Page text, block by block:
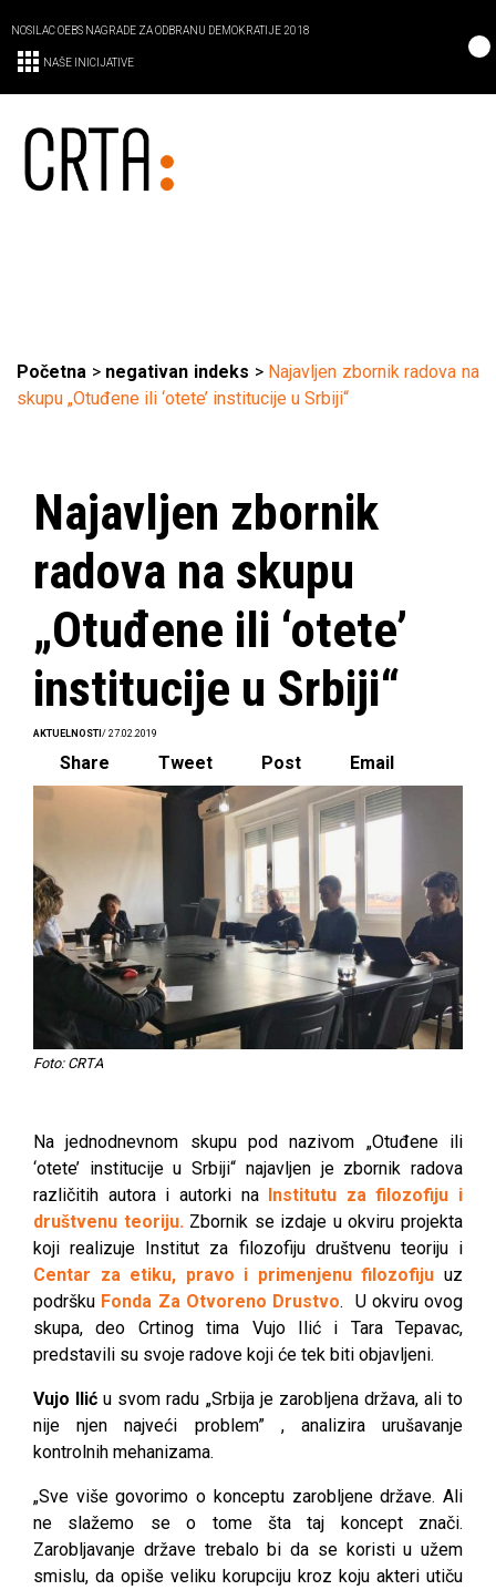
NOSILAC OEBS NAGRADE ZA ODBRANU DEMOKRATIJE 2018
NAŠE INICIJATIVE
Početna > negativan indeks > Najavljen zbornik radova na
skupu „Otuđene ili ‘otete’ institucije u Srbiji“
Najavljen zbornik
radova na skupu
„Otuđene ili ‘otete’
institucije u Srbiji“
AKTUELNOSTI / 27.02.2019
Share Tweet Post Email
Foto: CRTA
Na jednodnevnom skupu pod nazivom „Otuđene ili
‘otete’ institucije u Srbiji“ najavljen je zbornik radova
različitih autora i autorki na Institutu za filozofiju i
društvenu teoriju.Zbornik se izdaje u okviru projekta
koji realizuje Institut za filozofiju društvenu teoriju i
Centar za etiku, pravo i primenjenu filozofiju uz
podršku Fonda Za Otvoreno Drustvo. U okviru ovog
skupa, deo Crtinog tima Vujo Ilić i Tara Tepavac,
predstavili su svoje radove koji će tek biti objavljeni.
Vujo Ilić u svom radu „Srbija je zarobljena država, ali to
nije njen najveći problem” , analizira urušavanje
kontrolnih mehanizama.
„Sve više govorimo o konceptu zarobljene države. Ali
ne slažemo se o tome šta taj koncept znači.
Zarobljavanje države trebalo bi da se koristi u užem
smislu, da opiše veliku korupciju kroz koju akteri utiču